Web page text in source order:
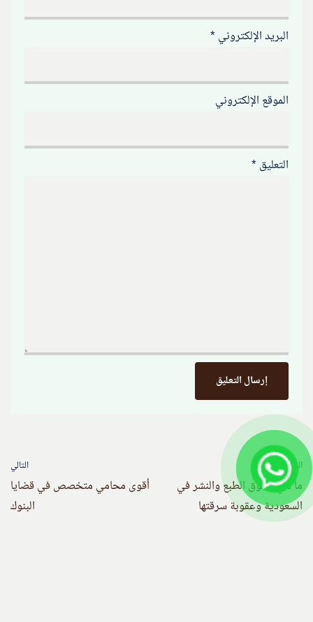
البريد الإلكتروني*
الموقع الإلكتروني
التعليق*
السابق
ما هي حقوق الطبع والنشر في
السعودية وعقوبة سرقتها
التالي
أقوى محامي متخصص في قضايا
البنوك